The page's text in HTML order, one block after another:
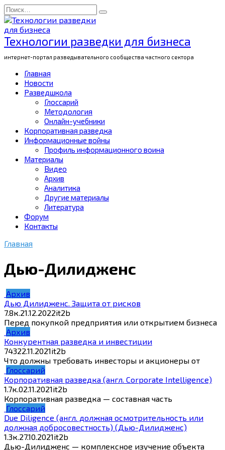
Перейти
к
содержанию
Search
for:
Технологии разведки для бизнеса
интернет-портал разведывательного сообщества частного сектора
Главная
Новости
Разведшкола
Глоссарий
Методология
Онлайн-учебники
Корпоративная разведка
Информационные войны
Профиль информационного воина
Материалы
Видео
Архив
Аналитика
Другие материалы
Литература
Форум
Контакты
Главная
Дью-Дилидженс
Архив
Дью Дилидженс. Защита от рисков
7.8к.21.12.2022it2b
Перед покупкой предприятия или открытием бизнеса
Архив
Конкурентная разведка и инвестиции
74322.11.2021it2b
Что должны требовать инвесторы и акционеры от
Глоссарий
Корпоративная разведка (англ. Corporate Intelligence)
1.7к.02.11.2021it2b
Корпоративная разведка — составная часть
Глоссарий
Due Diligence (англ. должная осмотрительность или
должная добросовестность) (Дью-Дилидженс)
1.3к.27.10.2021it2b
Дью-Дилидженс — комплексное изучение объекта